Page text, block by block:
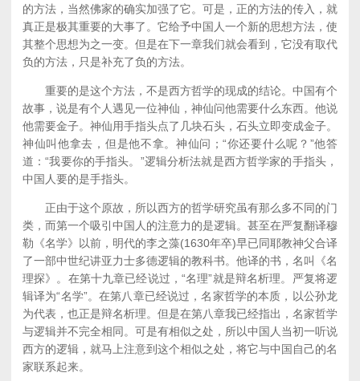
的方法，当然佛家的确实加强了它。可是，正的方法的传入，就
真正是极其重要的大事了。它给予中国人一个新的思想方法，使
其整个思想为之一变。但是在下一章我们就会看到，它没有取代
负的方法，只是补充了负的方法。
重要的是这个方法，不是西方哲学的现成的结论。中国有个
故事，说是有个人遇见一位神仙，神仙问他需要什么东西。他说
他需要金子。神仙用手指头点了几块石头，石头立即变成金子。
神仙叫他拿去，但是他不拿。神仙问；“你还要什么呢？”他答
道：“我要你的手指头。”逻辑分析法就是西方哲学家的手指头，
中国人要的是手指头。
正由于这个原故，所以西方的哲学研究虽有那么多不同的门
类，而第一个吸引中国人的注意力的是逻辑。甚至在严复翻译穆
勒《名学》以前，明代的李之藻(1630年卒)早已同耶教神父合译
了一部中世纪讲亚力士多德逻辑的教科书。他译的书，名叫《名
理探》。在第十九章已经说过，“名理”就是辩名析理。严复将逻
辑译为“名学”。在第八章已经说过，名家哲学的本质，以公孙龙
为代表，也正是辩名析理。但是在第八章我已经指出，名家哲学
与逻辑并不完全相同。可是有相似之处，所以中国人当初一听说
西方的逻辑，就马上注意到这个相似之处，将它与中国自己的名
家联系起来。